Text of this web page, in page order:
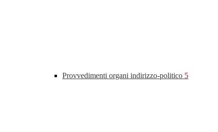
Provvedimenti organi indirizzo-politico 5